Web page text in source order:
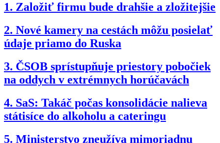
1. Založiť firmu bude drahšie a zložitejšie
2. Nové kamery na cestách môžu posielať
údaje priamo do Ruska
3. ČSOB sprístupňuje priestory pobočiek
na oddych v extrémnych horúčavách
4. SaS: Takáč počas konsolidácie nalieva
státisíce do alkoholu a cateringu
5. Ministerstvo zneužíva mimoriadnu